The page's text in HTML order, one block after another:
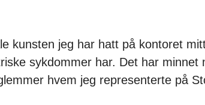
kunsten jeg har hatt på kontoret
sykdommer har. Det har minnet
hvem jeg representerte på